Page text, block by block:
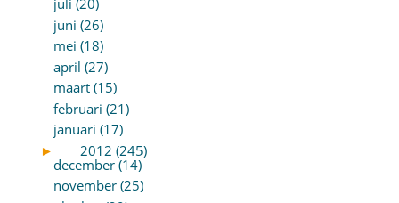
juli (20)
juni (26)
mei (18)
april (27)
maart (15)
februari (21)
januari (17)
►
2012 (245)
december (14)
november (25)